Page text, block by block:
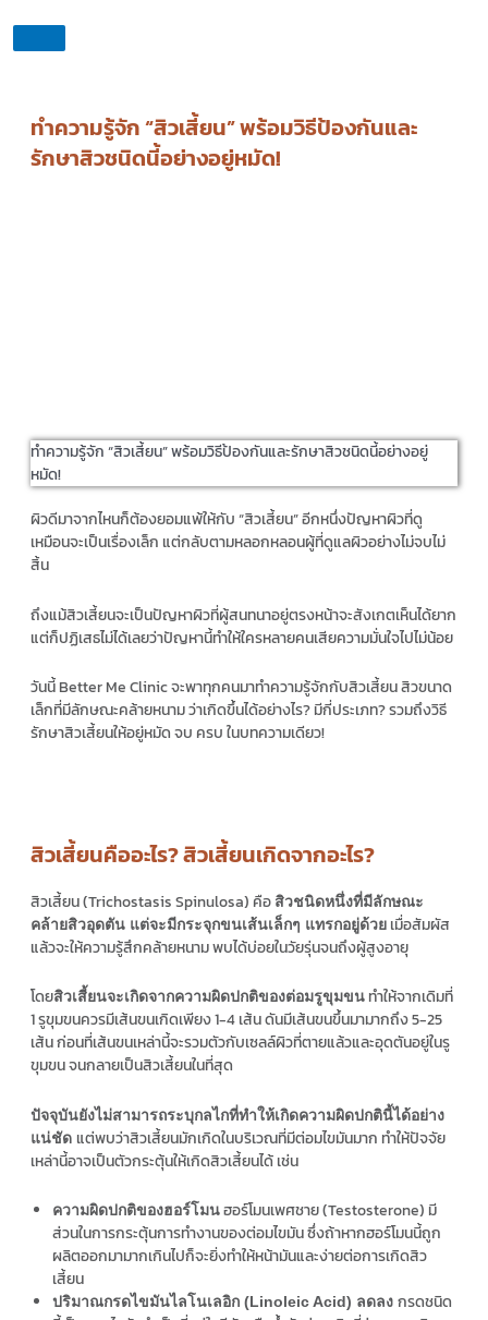
ทำความรู้จัก “สิวเสี้ยน” พร้อมวิธีป้องกันและ
รักษาสิวชนิดนี้อย่างอยู่หมัด!
ทำความรู้จัก “สิวเสี้ยน” พร้อมวิธีป้องกันและรักษาสิวชนิดนี้อย่างอยู่
หมัด!
ผิวดีมาจากไหนก็ต้องยอมแพ้ให้กับ “สิวเสี้ยน” อีกหนึ่งปัญหาผิวที่ดู
เหมือนจะเป็นเรื่องเล็ก แต่กลับตามหลอกหลอนผู้ที่ดูแลผิวอย่างไม่จบไม่
สิ้น
ถึงแม้สิวเสี้ยนจะเป็นปัญหาผิวที่ผู้สนทนาอยู่ตรงหน้าจะสังเกตเห็นได้ยาก
แต่ก็ปฏิเสธไม่ได้เลยว่าปัญหานี้ทำให้ใครหลายคนเสียความมั่นใจไปไม่น้อย
วันนี้ Better Me Clinic จะพาทุกคนมาทำความรู้จักกับสิวเสี้ยน สิวขนาด
เล็กที่มีลักษณะคล้ายหนาม ว่าเกิดขึ้นได้อย่างไร? มีกี่ประเภท? รวมถึงวิธี
รักษาสิวเสี้ยนให้อยู่หมัด จบ ครบ ในบทความเดียว!
สิวเสี้ยนคืออะไร? สิวเสี้ยนเกิดจากอะไร?
สิวเสี้ยน (Trichostasis Spinulosa) คือ สิวชนิดหนึ่งที่มีลักษณะ
คล้ายสิวอุดตัน แต่จะมีกระจุกขนเส้นเล็กๆ แทรกอยู่ด้วย เมื่อสัมผัส
แล้วจะให้ความรู้สึกคล้ายหนาม พบได้บ่อยในวัยรุ่นจนถึงผู้สูงอายุ
โดยสิวเสี้ยนจะเกิดจากความผิดปกติของต่อมรูขุมขน ทำให้จากเดิมที่
1 รูขุมขนควรมีเส้นขนเกิดเพียง 1-4 เส้น ดันมีเส้นขนขึ้นมามากถึง 5-25
เส้น ก่อนที่เส้นขนเหล่านี้จะรวมตัวกับเซลล์ผิวที่ตายแล้วและอุดตันอยู่ในรู
ขุมขน จนกลายเป็นสิวเสี้ยนในที่สุด
ปัจจุบันยังไม่สามารถระบุกลไกที่ทำให้เกิดความผิดปกตินี้ได้อย่าง
แน่ชัด แต่พบว่าสิวเสี้ยนมักเกิดในบริเวณที่มีต่อมไขมันมาก ทำให้ปัจจัย
เหล่านี้อาจเป็นตัวกระตุ้นให้เกิดสิวเสี้ยนได้ เช่น
ความผิดปกติของฮอร์โมนฮอร์โมนเพศชาย (Testosterone) มี
ส่วนในการกระตุ้นการทำงานของต่อมไขมัน ซึ่งถ้าหากฮอร์โมนนี้ถูก
ผลิตออกมามากเกินไปก็จะยิ่งทำให้หน้ามันและง่ายต่อการเกิดสิว
เสี้ยน
ปริมาณกรดไขมันไลโนเลอิก (Linoleic Acid) ลดลง กรดชนิด